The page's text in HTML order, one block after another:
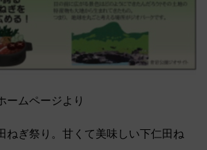
ームページより
ねぎ祭り。甘くて美味しい下仁田ね